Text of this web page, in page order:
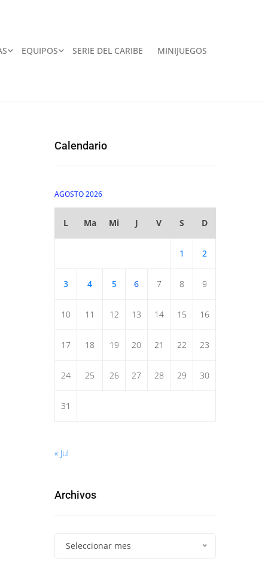
EQUIPOS SERIE DEL CARIBE MINIJUEGOS
Calendario
AGOSTO 2026
L Ma Mi J V S D
1 2
3 4 5 6 7 8 9
10 11 12 13 14 15 16
17 18 19 20 21 22 23
24 25 26 27 28 29 30
31
« Jul
Archivos
Seleccionar mes